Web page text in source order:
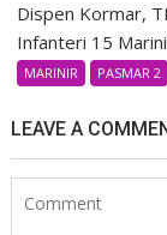
Dispen Kormar,
Infanteri 15
MARINIR PASMAR 2
LEAVE A